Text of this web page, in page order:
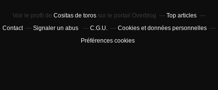
Voir le profil de Cositas de toros sur le portail Overblog
Top articles
Contact
Signaler un abus C.G.U.
Cookies et données personnelles
Préférences cookies